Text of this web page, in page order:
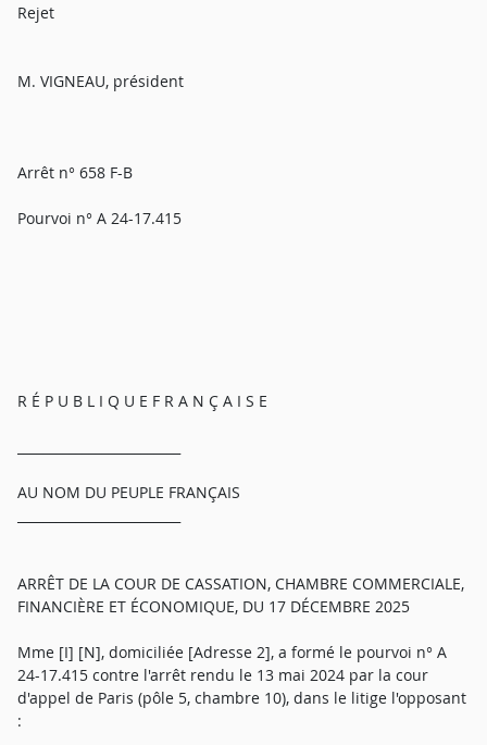
Rejet
M. VIGNEAU, président
Arrêt n° 658 F-B
Pourvoi n° A 24-17.415
R É P U B L I Q U E F R A N Ç A I S E
AU NOM DU PEUPLE FRANÇAIS
ARRÊT DE LA COUR DE CASSATION, CHAMBRE COMMERCIALE,
FINANCIÈRE ET ÉCONOMIQUE, DU 17 DÉCEMBRE 2025
Mme [I] [N], domiciliée [Adresse 2], a formé le pourvoi n° A
24-17.415 contre l'arrêt rendu le 13 mai 2024 par la cour
d'appel de Paris (pôle 5, chambre 10), dans le litige l'opposant
: